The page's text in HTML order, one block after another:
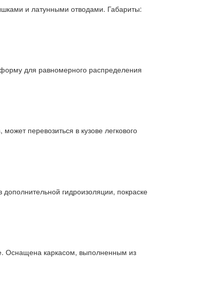
и латунными отводами. Габариты:
для равномерного распределения
перевозиться в кузове легкового
гидроизоляции, покраске
Оснащена каркасом, выполненным из